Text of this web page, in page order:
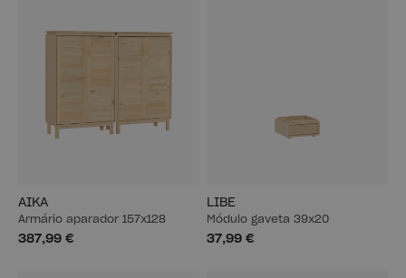
AIKA
Armário aparador 157x128
387,99 €
LIBE
Módulo gaveta 39x20
37,99 €